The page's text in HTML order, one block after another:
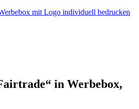
in Werbebox,